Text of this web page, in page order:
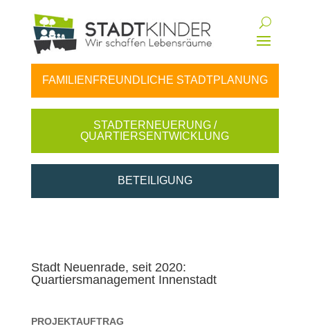
FAMILIENFREUNDLICHE STADTPLANUNG
STADTERNEUERUNG /
QUARTIERSENTWICKLUNG
BETEILIGUNG
Stadt Neuenrade, seit 2020:
Quartiersmanagement Innenstadt
PROJEKTAUFTRAG